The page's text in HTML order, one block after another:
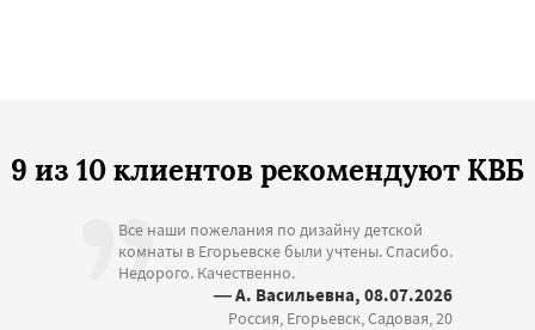
9 из 10 клиентов рекомендуют КВБ
Все наши пожелания по дизайну детской
комнаты в Егорьевске были учтены. Спасибо.
Недорого. Качественно.
— А. Васильевна, 08.07.2026
Россия, Егорьевск, Садовая, 20